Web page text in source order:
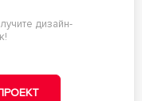
дизайн-